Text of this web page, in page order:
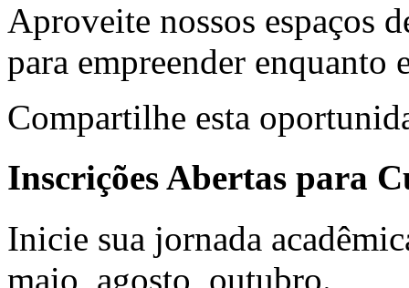
Aproveite nossos espaços
para empreender enquanto
Compartilhe esta
Inscrições Abertas para
Inicie sua jornada
maio, agosto, outubro.